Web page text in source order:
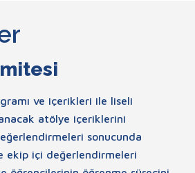
ve içerikleri ile liseli
atölye içeriklerini
sonucunda
ekip içi değerlendirmeleri